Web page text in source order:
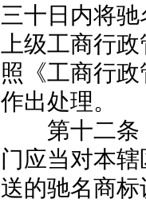
三十日内将
上级工商行
照《工商行
作出处理。
第十二条
门应当对本
送的驰名商